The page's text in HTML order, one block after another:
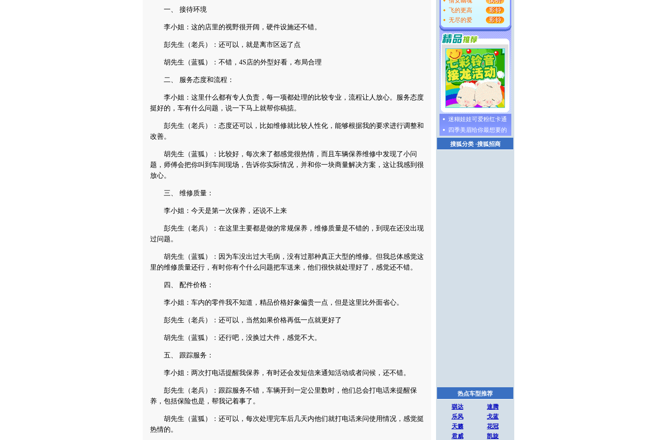
一、 接待环境
李小姐：这的店里的视野很开阔，硬件设施还不错。
彭先生（老兵）：还可以，就是离市区远了点
胡先生（蓝狐）：不错，4S店的外型好看，布局合理
二、 服务态度和流程：
李小姐：这里什么都有专人负责，每一项都处理的比较专业，流程让人放心。服务态度
挺好的，车有什么问题，说一下马上就帮你稿掂。
彭先生（老兵）：态度还可以，比如维修就比较人性化，能够根据我的要求进行调整和
改善。
胡先生（蓝狐）：比较好，每次来了都感觉很热情，而且车辆保养维修中发现了小问
题，师傅会把你叫到车间现场，告诉你实际情况，并和你一块商量解决方案，这让我感到很
放心。
三、 维修质量：
李小姐：今天是第一次保养，还说不上来
彭先生（老兵）：在这里主要都是做的常规保养，维修质量是不错的，到现在还没出现
过问题。
胡先生（蓝狐）：因为车没出过大毛病，没有过那种真正大型的维修。但我总体感觉这
里的维修质量还行，有时你有个什么问题把车送来，他们很快就处理好了，感觉还不错。
四、 配件价格：
李小姐：车内的零件我不知道，精品价格好象偏贵一点，但是这里比外面省心。
彭先生（老兵）：还可以，当然如果价格再低一点就更好了
胡先生（蓝狐）：还行吧，没换过大件，感觉不大。
五、 跟踪服务：
李小姐：两次打电话提醒我保养，有时还会发短信来通知活动或者问候，还不错。
彭先生（老兵）：跟踪服务不错，车辆开到一定公里数时，他们总会打电话来提醒保
养，包括保险也是，帮我记着事了。
胡先生（蓝狐）：还可以，每次处理完车后几天内他们就打电话来问使用情况，感觉挺
热情的。
飞的更高
无尽的爱
迷糊娃娃可爱粉红卡通
四季美眉给你最想要的
搜狐分类·搜狐招商
热点车型推荐
骐达
速腾
乐风
戈蓝
天籁
花冠
君威
凯旋